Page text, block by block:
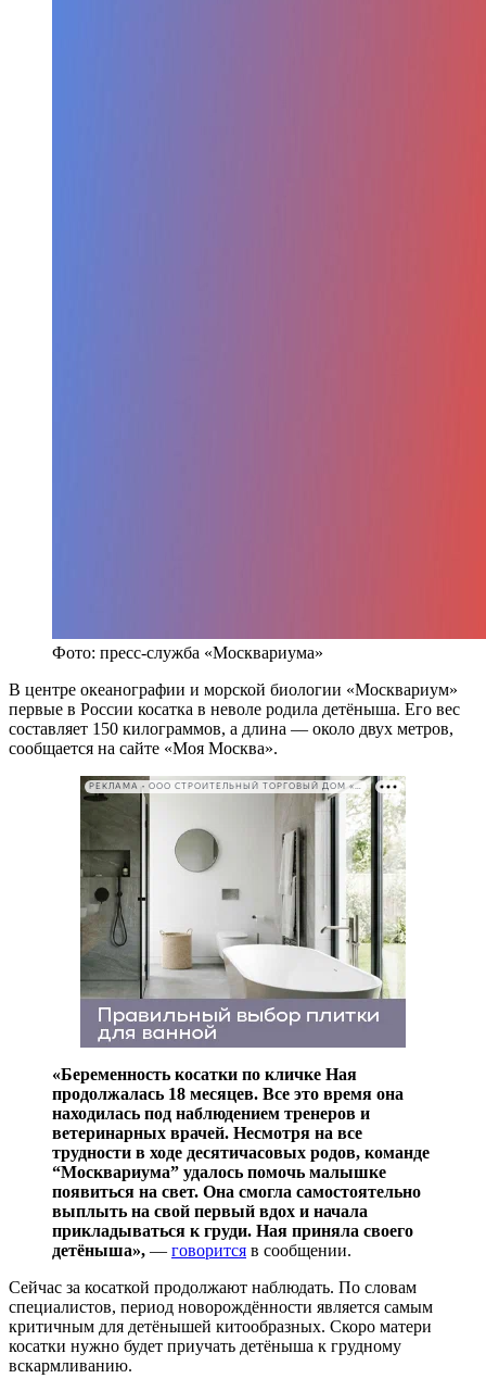
Фото: пресс-служба «Москвариума»
В центре океанографии и морской биологии «Москвариум»
первые в России косатка в неволе родила детёныша. Его вес
составляет 150 килограммов, а длина — около двух метров,
сообщается на сайте «Моя Москва».
РЕКЛАМА • ООО СТРОИТЕЛЬНЫЙ ТОРГОВЫЙ ДОМ «ПЕТРОВИЧ». ИНН: 7802348846
«Беременность косатки по кличке Ная
продолжалась 18 месяцев. Все это время она
находилась под наблюдением тренеров и
ветеринарных врачей. Несмотря на все
трудности в ходе десятичасовых родов, команде
“Москвариума” удалось помочь малышке
появиться на свет. Она смогла самостоятельно
выплыть на свой первый вдох и начала
прикладываться к груди. Ная приняла своего
детёныша», — говорится в сообщении.
Сейчас за косаткой продолжают наблюдать. По словам
специалистов, период новорождённости является самым
критичным для детёнышей китообразных. Скоро матери
косатки нужно будет приучать детёныша к грудному
вскармливанию.